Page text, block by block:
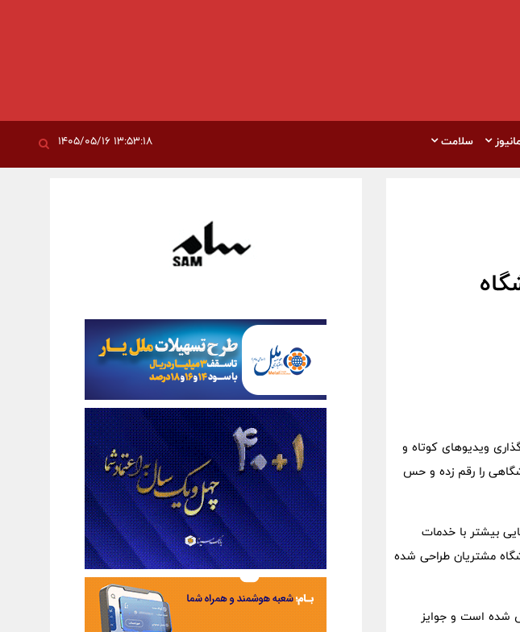
سلامت
ویدیوهای کوتاه و
را رقم زده و حس
۱۵ فروردین ۱۴۰۴ و با هدف ایجاد آشنایی بیشتر با خدمات
مشتریان طراحی شده
شده است و جوایز